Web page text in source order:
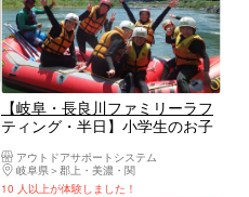
【岐阜・長良川ファミリーラフ
ティング・半日】小学生のお子
察やジャンプなどわくわくがた
くさん！（写真データつき）
アウトドアサポートシステム
岐阜県
郡上・美濃・関
10 人以上が体験しました！